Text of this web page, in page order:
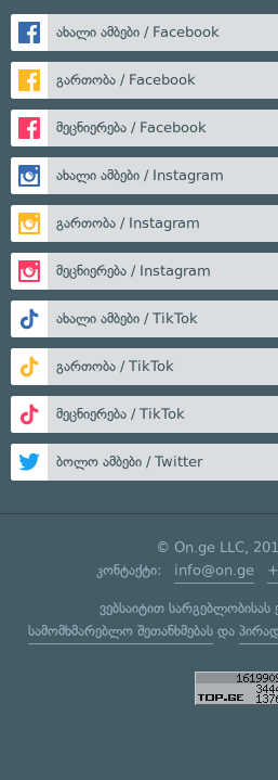
ახალი ამბები / Facebook
გართობა / Facebook
მეცნიერება / Facebook
ახალი ამბები / Instagram
გართობა / Instagram
მეცნიერება / Instagram
ახალი ამბები / TikTok
გართობა / TikTok
მეცნიერება / TikTok
ბოლო ამბები / Twitter
© On.ge LLC,
კონტაქტი: info@on.ge
ვებსაიტით სარგებლობისას
სამომხმარებლო შეთანხმებასდა